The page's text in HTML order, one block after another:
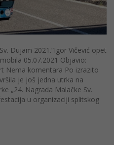
Dujam 2021.“Igor Vičević opet
05.07.2021 Objavio:
Nema komentara Po izrazito
je još jedna utrka na
„24. Nagrada Malačke Sv.
u organizaciji splitskog